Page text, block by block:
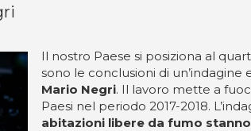
Il nostro Paese si posiziona al
sono le conclusioni di
Mario Negri. Il lavoro mette a
Paesi nel periodo 2017-2018.
abitazioni libere da fumo